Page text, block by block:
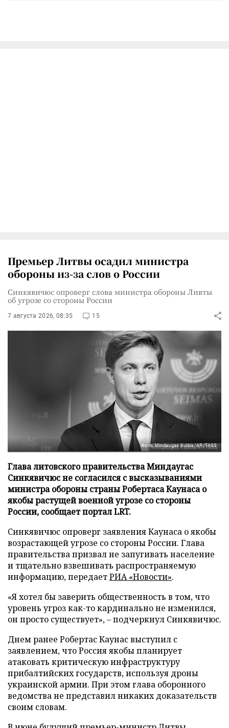
Премьер Литвы осадил министра
обороны из-за слов о России
Синкявичюс опроверг слова министра обороны Ливты
об угрозе со стороны России
7 августа 2026, 08:35 15
Фото: Mindaugas Kulbis/AP/TASS
Глава литовского правительства Миндаугас
Синкявичюс не согласился с высказываниями
министра обороны страны Робертаса Каунаса о
якобы растущей военной угрозе со стороны
России, сообщает портал LRT.
Синкявичюс опроверг заявления Каунаса о якобы
возрастающей угрозе со стороны России. Глава
правительства призвал не запугивать население
и тщательно взвешивать распространяемую
информацию, передаетРИА «Новости».
«Я хотел бы заверить общественность в том, что
уровень угроз как-то кардинально не изменился,
он просто существует», – подчеркнул Синкявичюс.
Днем ранее Робертас Каунас выступил с
заявлением, что Россия якобы планирует
атаковать критическую инфраструктуру
прибалтийских государств, используя дроны
украинской армии. При этом глава оборонного
ведомства не представил никаких доказательств
своим словам.